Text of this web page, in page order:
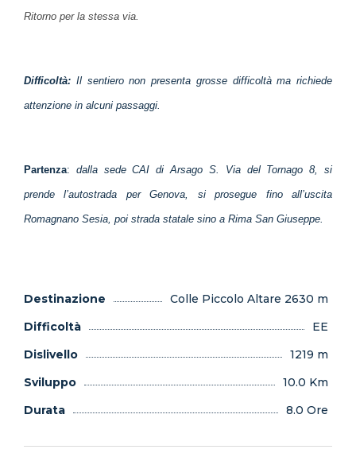
Ritorno per la stessa via.
Difficoltà: Il sentiero non presenta grosse difficoltà ma richiede
attenzione in alcuni passaggi.
Partenza: dalla sede CAI di Arsago S. Via del Tornago 8, si
prende l’autostrada per Genova, si prosegue fino all’uscita
Romagnano Sesia, poi strada statale sino a Rima San Giuseppe.
Destinazione
Colle Piccolo Altare 2630 m
Difficoltà
EE
Dislivello
1219 m
Sviluppo
10.0 Km
Durata
8.0 Ore